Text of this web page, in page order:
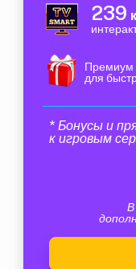
239
Премиум
для
* Бонусы и
к игровым
В